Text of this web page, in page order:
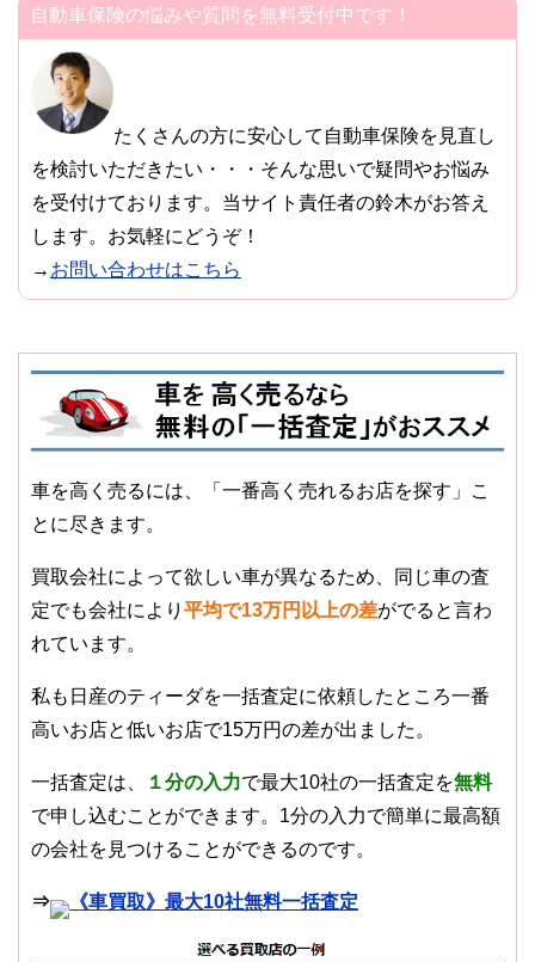
自動車保険の悩みや質問を無料受付中です！
たくさんの方に安心して自動車保険を見直し
を検討いただきたい・・・そんな思いで疑問やお悩み
を受付けております。当サイト責任者の鈴木がお答え
します。お気軽にどうぞ！
→ お問い合わせはこちら
車を高く売るには、「一番高く売れるお店を探す」こ
とに尽きます。
買取会社によって欲しい車が異なるため、同じ車の査
定でも会社により 平均で13万円以上の差がでると言わ
れています。
私も日産のティーダを一括査定に依頼したところ一番
高いお店と低いお店で15万円の差が出ました。
一括査定は、 １分の入力で最大10社の一括査定を無料
で申し込むことができます。1分の入力で簡単に最高額
の会社を見つけることができるのです。
⇒ 《車買取》最大10社無料一括査定